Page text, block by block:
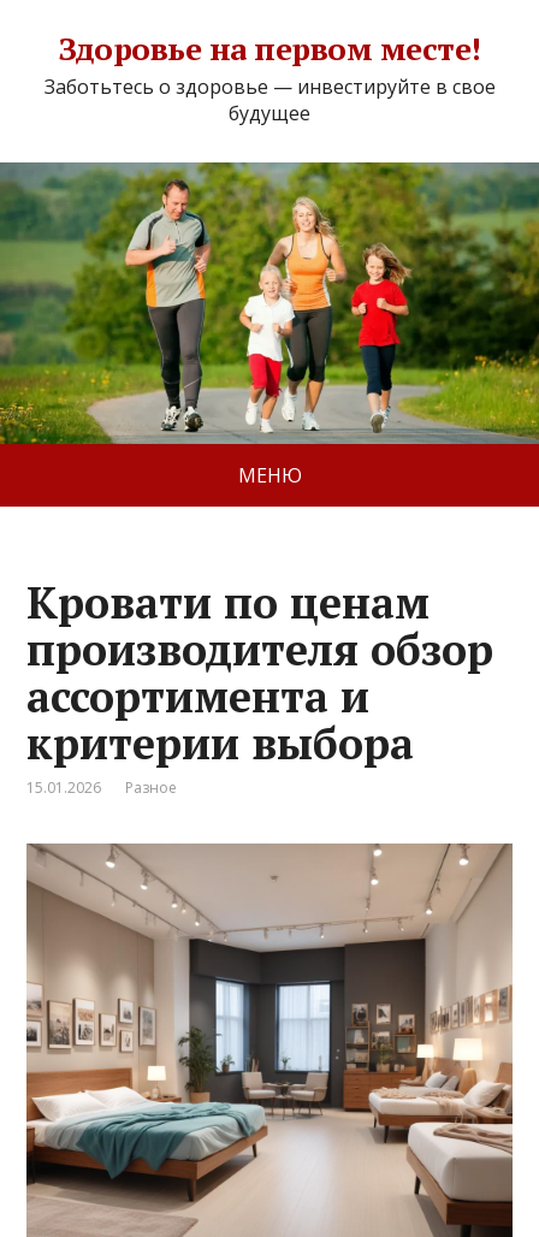
Здоровье на первом месте!
Заботьтесь о здоровье — инвестируйте в свое
будущее
МЕНЮ
Кровати по ценам
производителя обзор
ассортимента и
критерии выбора
15.01.2026 Разное